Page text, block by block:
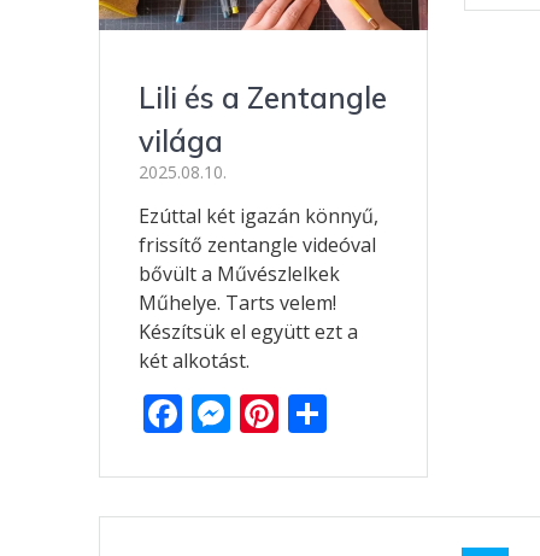
Lili és a Zentangle
világa
2025.08.10.
Ezúttal két igazán könnyű,
frissítő zentangle videóval
bővült a Művészlelkek
Műhelye. Tarts velem!
Készítsük el együtt ezt a
két alkotást.
F
e
b
M
ss
e
Pi
er
e
za
m